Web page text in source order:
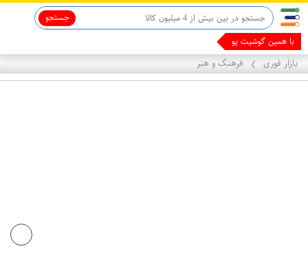
جستجو
با همین گوشیت پول
بازار فوری ❯ فرهنگ و هنر